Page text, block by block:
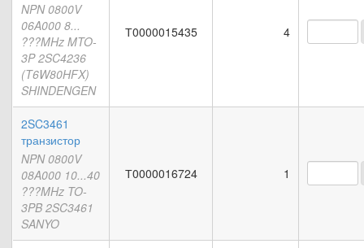
NPN 0800V
06A000 8...
???MHz MTO-
3P 2SC4236
(T6W80HFX)
SHINDENGEN
Т0000015435 4
2SC3461
транзистор
NPN 0800V
08A000 10...40
???MHz TO-
3PB 2SC3461
SANYO
Т0000016724 1